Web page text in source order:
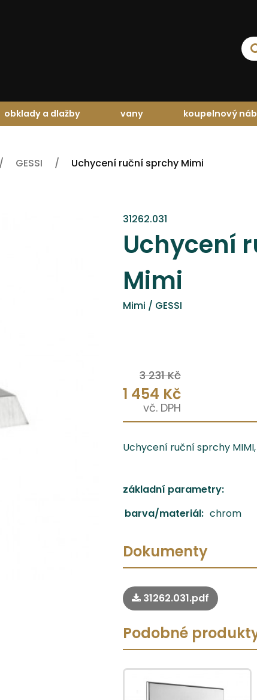
obklady a dlažby vany koupelnový
GESSI Uchycení ruční sprchy Mimi
31262.031
Uchycení
Mimi
Mimi / GESSI
3 231 Kč
1 454 Kč
Uchycení ruční sprchy
základní parametry:
barva/materiál: chrom
Dokumenty
31262.031.pdf
Podobné